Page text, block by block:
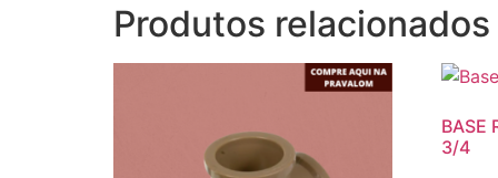
Produtos relacionados
BASE
3/4